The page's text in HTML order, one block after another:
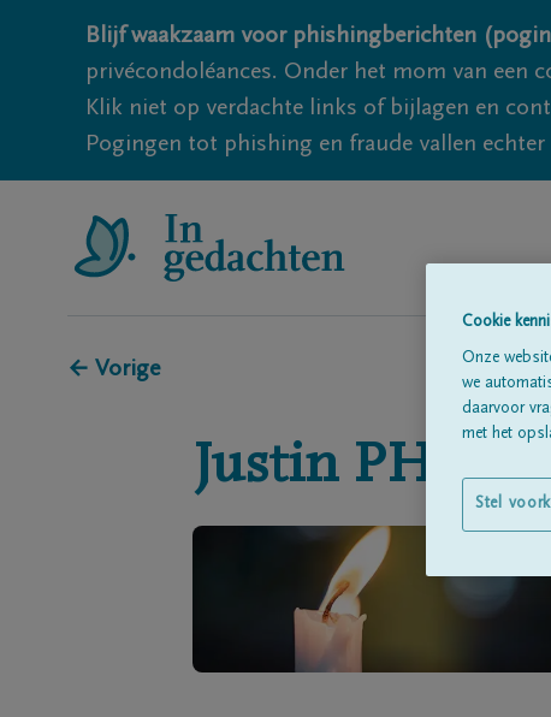
Blijf waakzaam voor phishingberichten
privécondoléances. Onder het mom van een
Klik niet op verdachte links of bijlagen en
Pogingen tot phishing en fraude vallen
← Vorige
Justin
Cookie
Onze
we
daarvoor
met het
Stel